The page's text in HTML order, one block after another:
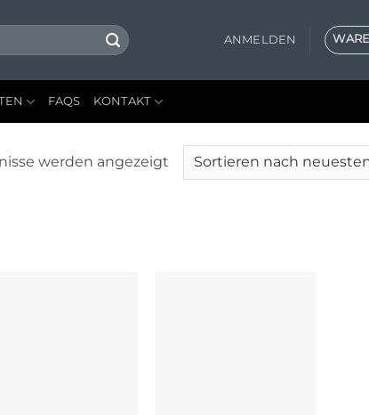
ANMELDEN
FAQS KONTAKT
werden angezeigtNach
neuesten